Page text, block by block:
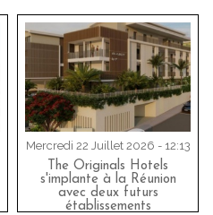
Mercredi 22 Juillet 2026 - 12:13
The Originals Hotels
s'implante à la Réunion
avec deux futurs
établissements